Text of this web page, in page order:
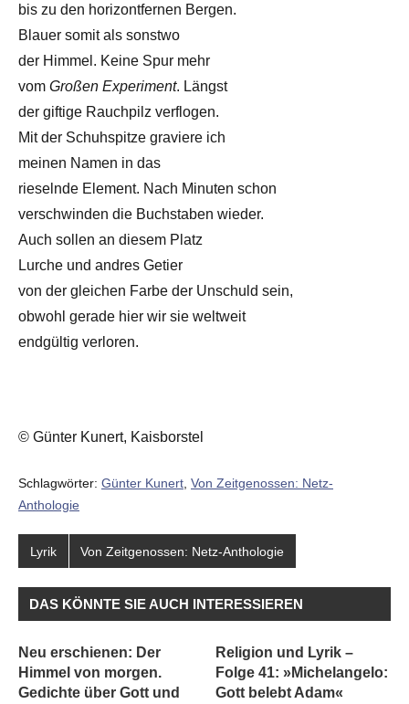
bis zu den horizontfernen Bergen.
Blauer somit als sonstwo
der Himmel. Keine Spur mehr
vom Großen Experiment. Längst
der giftige Rauchpilz verflogen.
Mit der Schuhspitze graviere ich
meinen Namen in das
rieselnde Element. Nach Minuten schon
verschwinden die Buchstaben wieder.
Auch sollen an diesem Platz
Lurche und andres Getier
von der gleichen Farbe der Unschuld sein,
obwohl gerade hier wir sie weltweit
endgültig verloren.
© Günter Kunert, Kaisborstel
Schlagwörter: Günter Kunert, Von Zeitgenossen: Netz-
Anthologie
Lyrik Von Zeitgenossen: Netz-Anthologie
DAS KÖNNTE SIE AUCH INTERESSIEREN
Neu erschienen: Der
Himmel von morgen.
Gedichte über Gott und
Religion und Lyrik –
Folge 41: »Michelangelo:
Gott belebt Adam«